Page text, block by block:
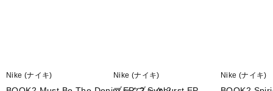
Nike (ナイキ) Nike (ナイキ) Nike (ナイキ)